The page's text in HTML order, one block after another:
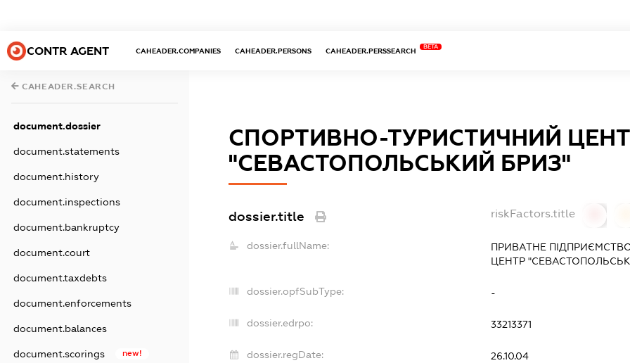
CONTR AGENT CAHEADER.COMPANIES CAHEADER.PERSONS CAHEADER.PERSSEARCH
BETA
CAHEADER.SEARCH
document.dossier
document.statements
document.history
document.inspections
document.bankruptcy
document.court
document.taxdebts
document.enforcements
document.balances
document.scorings new!
СПОРТИВНО-ТУРИСТИЧНИЙ
"СЕВАСТОПОЛЬСЬКИЙ БРИЗ"
dossier.title riskFactors.title
dossier.fullName:
ПРИВАТНЕ
ЦЕНТР
dossier.opfSubType: -
dossier.edrpo: 33213371
dossier.regDate: 26.10.04